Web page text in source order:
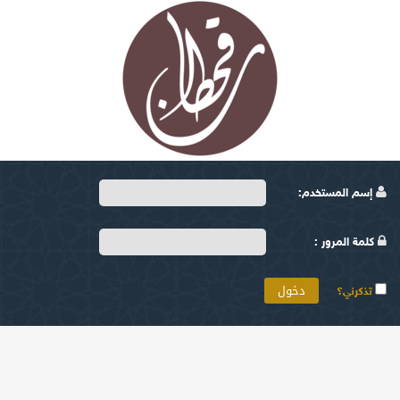
إسم المستخدم:
كلمة المرور :
تذكرني؟